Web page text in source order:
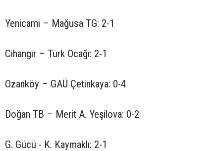
Yenicami – Mağusa TG: 2-1
Cihangir – Türk Ocağı: 2-1
Ozanköy – GAÜ Çetinkaya: 0-4
Doğan TB – Merit A. Yeşilova: 0-2
G. Gücü - K. Kaymaklı: 2-1